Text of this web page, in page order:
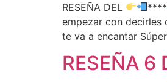
RESEÑA DEL ****
empezar con decirles
te va a encantar
RESEÑA 6